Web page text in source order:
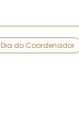
Dia do Coordenador